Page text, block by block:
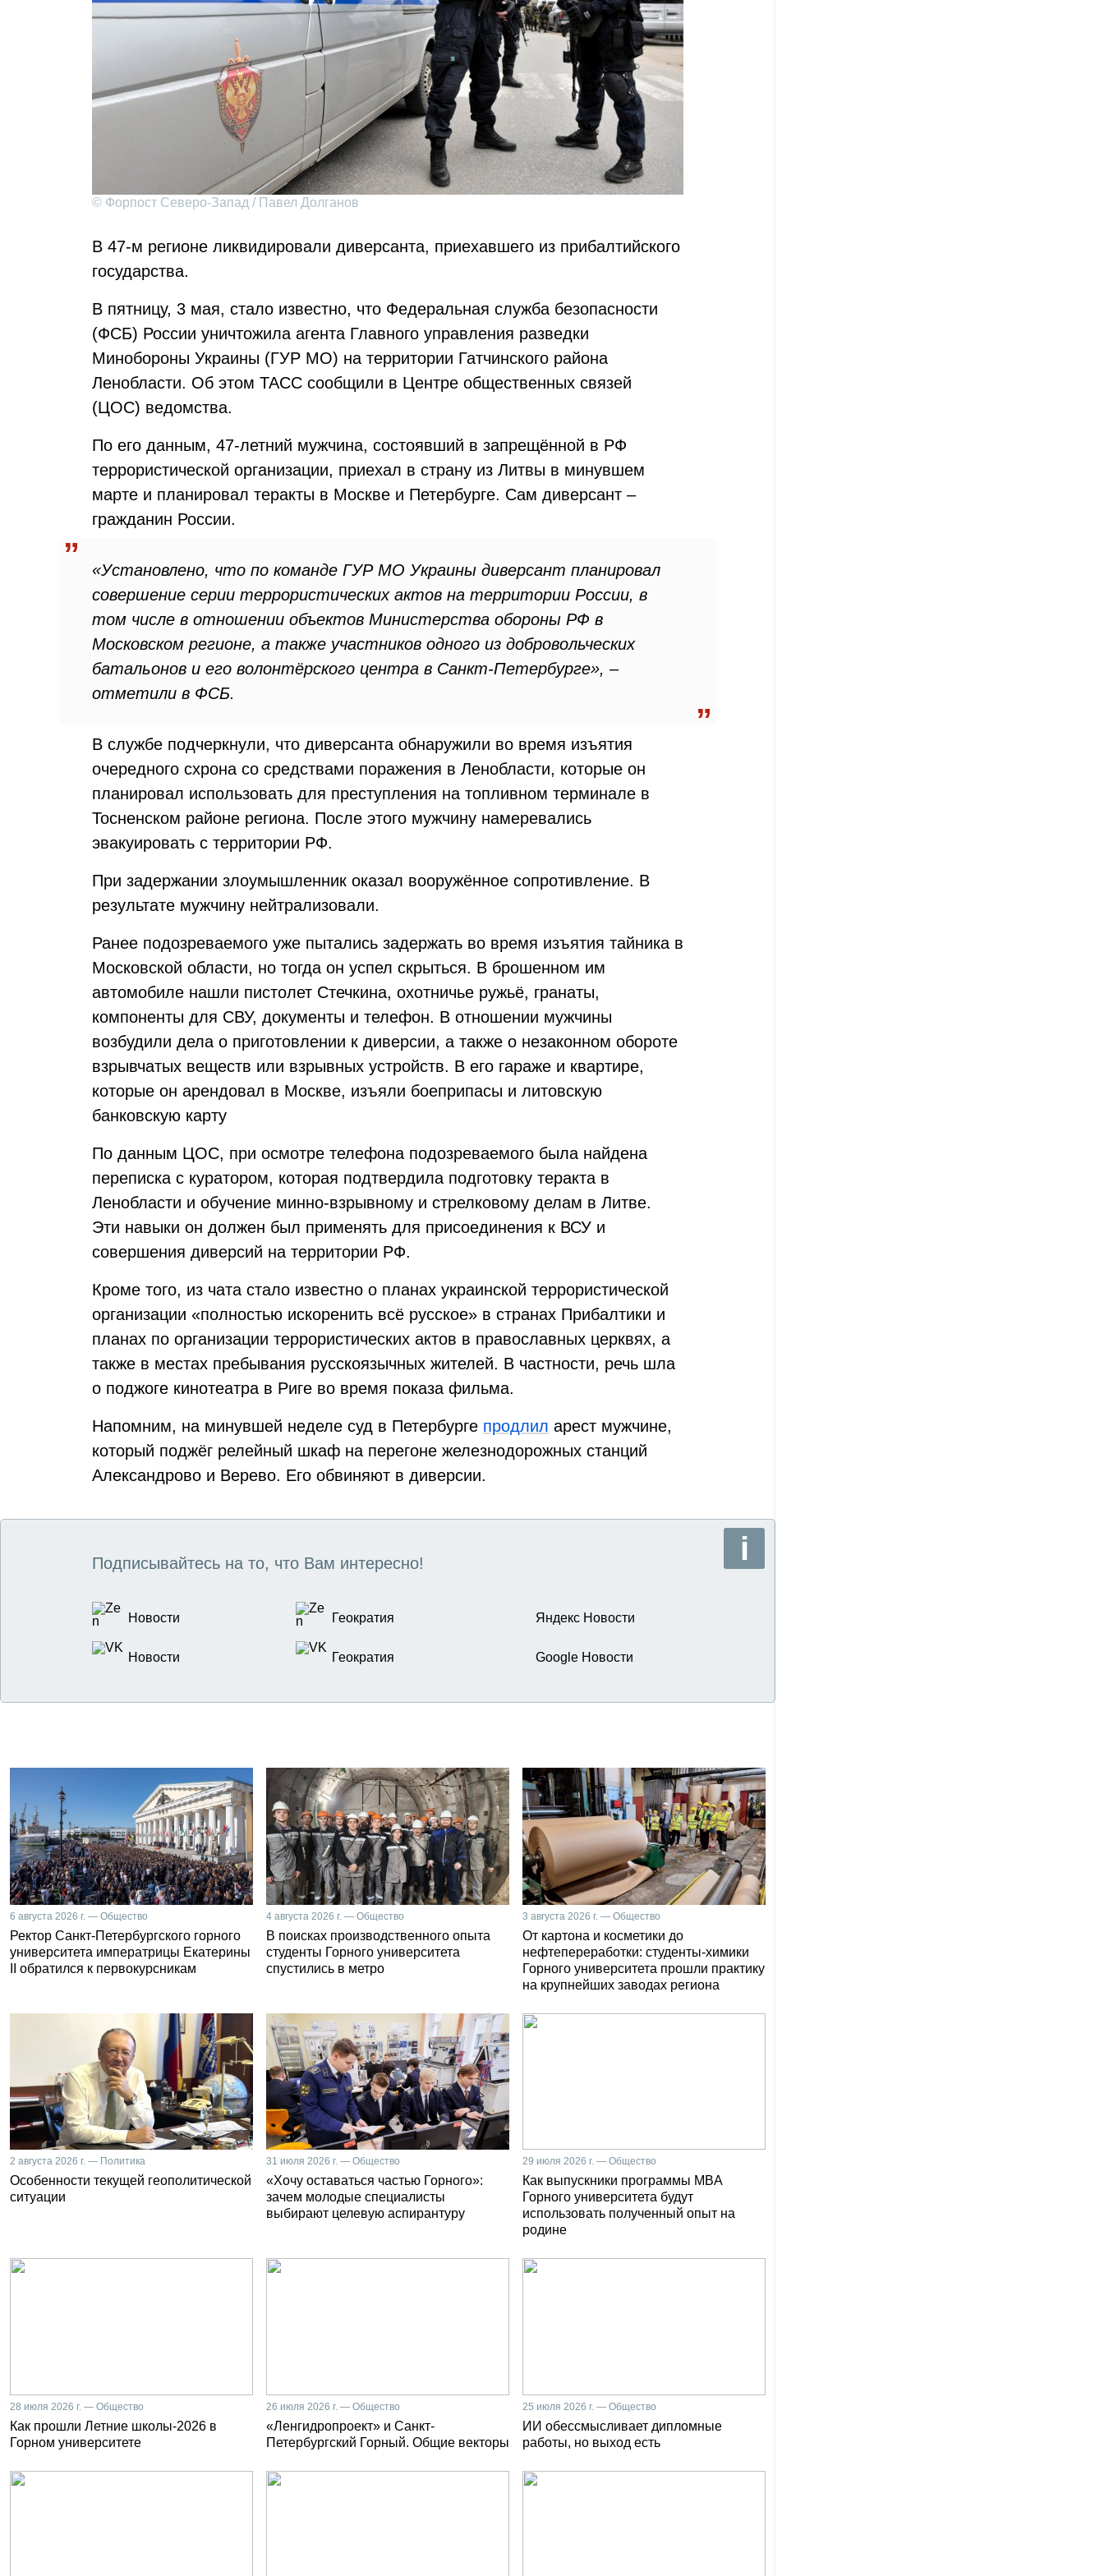
© Форпост Северо-Запад / Павел Долганов
В 47-м регионе ликвидировали диверсанта, приехавшего из прибалтийского
государства.
В пятницу, 3 мая, стало известно, что Федеральная служба безопасности
(ФСБ) России уничтожила агента Главного управления разведки
Минобороны Украины (ГУР МО) на территории Гатчинского района
Ленобласти. Об этом ТАСС сообщили в Центре общественных связей
(ЦОС) ведомства.
По его данным, 47-летний мужчина, состоявший в запрещённой в РФ
террористической организации, приехал в страну из Литвы в минувшем
марте и планировал теракты в Москве и Петербурге. Сам диверсант –
гражданин России.
«Установлено, что по команде ГУР МО Украины диверсант планировал
совершение серии террористических актов на территории России, в
том числе в отношении объектов Министерства обороны РФ в
Московском регионе, а также участников одного из добровольческих
батальонов и его волонтёрского центра в Санкт-Петербурге», –
отметили в ФСБ.
В службе подчеркнули, что диверсанта обнаружили во время изъятия
очередного схрона со средствами поражения в Ленобласти, которые он
планировал использовать для преступления на топливном терминале в
Тосненском районе региона. После этого мужчину намеревались
эвакуировать с территории РФ.
При задержании злоумышленник оказал вооружённое сопротивление. В
результате мужчину нейтрализовали.
Ранее подозреваемого уже пытались задержать во время изъятия тайника в
Московской области, но тогда он успел скрыться. В брошенном им
автомобиле нашли пистолет Стечкина, охотничье ружьё, гранаты,
компоненты для СВУ, документы и телефон. В отношении мужчины
возбудили дела о приготовлении к диверсии, а также о незаконном обороте
взрывчатых веществ или взрывных устройств. В его гараже и квартире,
которые он арендовал в Москве, изъяли боеприпасы и литовскую
банковскую карту
По данным ЦОС, при осмотре телефона подозреваемого была найдена
переписка с куратором, которая подтвердила подготовку теракта в
Ленобласти и обучение минно-взрывному и стрелковому делам в Литве.
Эти навыки он должен был применять для присоединения к ВСУ и
совершения диверсий на территории РФ.
Кроме того, из чата стало известно о планах украинской террористической
организации «полностью искоренить всё русское» в странах Прибалтики и
планах по организации террористических актов в православных церквях, а
также в местах пребывания русскоязычных жителей. В частности, речь шла
о поджоге кинотеатра в Риге во время показа фильма.
Напомним, на минувшей неделе суд в Петербурге продлил арест мужчине,
который поджёг релейный шкаф на перегоне железнодорожных станций
Александрово и Верево. Его обвиняют в диверсии.
Подписывайтесь на то, что Вам интересно!
Новости Геократия Яндекс Новости
Новости Геократия Google Новости
6 августа 2026 г. — Общество
Ректор Санкт-Петербургского горного
университета императрицы Екатерины
II обратился к первокурсникам
4 августа 2026 г. — Общество
В поисках производственного опыта
студенты Горного университета
спустились в метро
3 августа 2026 г. — Общество
От картона и косметики до
нефтепереработки: студенты-химики
Горного университета прошли практику
на крупнейших заводах региона
2 августа 2026 г. — Политика
Особенности текущей геополитической
ситуации
31 июля 2026 г. — Общество
«Хочу оставаться частью Горного»:
зачем молодые специалисты
выбирают целевую аспирантуру
29 июля 2026 г. — Общество
Как выпускники программы MBA
Горного университета будут
использовать полученный опыт на
родине
28 июля 2026 г. — Общество
Как прошли Летние школы-2026 в
Горном университете
26 июля 2026 г. — Общество
«Ленгидропроект» и Санкт-
Петербургский Горный. Общие векторы
25 июля 2026 г. — Общество
ИИ обессмысливает дипломные
работы, но выход есть